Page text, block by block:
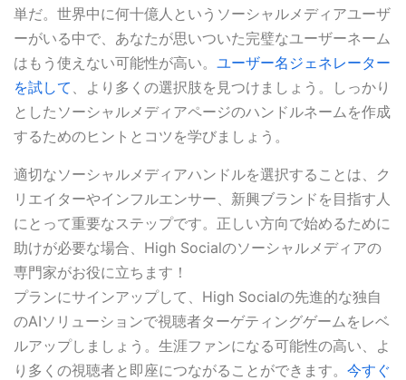
単だ。世界中に何十億人というソーシャルメディアユーザ
ーがいる中で、あなたが思いついた完璧なユーザーネーム
はもう使えない可能性が高い。 ユーザー名ジェネレーター
を試して 、より多くの選択肢を見つけましょう。しっかり
としたソーシャルメディアページのハンドルネームを作成
するためのヒントとコツを学びましょう。
適切なソーシャルメディアハンドルを選択することは、ク
リエイターやインフルエンサー、新興ブランドを目指す人
にとって重要なステップです。正しい方向で始めるために
助けが必要な場合、High Socialのソーシャルメディアの
専門家がお役に立ちます！
プランにサインアップして、High Socialの先進的な独自
のAIソリューションで視聴者ターゲティングゲームをレベ
ルアップしましょう。生涯ファンになる可能性の高い、よ
り多くの視聴者と即座につながることができます。 今すぐ